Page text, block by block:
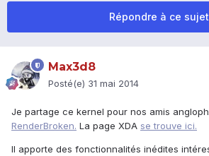
Répondre à ce sujet
Max3d8
Posté(e) 31 mai 2014
Je partage ce kernel pour nos amis
RenderBroken. La page XDA se trouve ici.
Il apporte des fonctionnalités inédites